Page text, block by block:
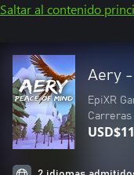
Saltar al contenido
Aery -
EpiXR